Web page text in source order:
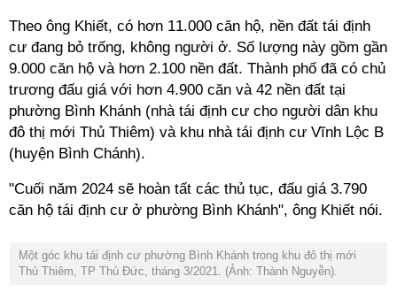
Theo ông Khiết, có hơn 11.000 căn hộ, nền đất tái định
cư đang bỏ trống, không người ở. Số lượng này gồm gần
9.000 căn hộ và hơn 2.100 nền đất. Thành phố đã có chủ
trương đấu giá với hơn 4.900 căn và 42 nền đất tại
phường Bình Khánh (nhà tái định cư cho người dân khu
đô thị mới Thủ Thiêm) và khu nhà tái định cư Vĩnh Lộc B
(huyện Bình Chánh).
"Cuối năm 2024 sẽ hoàn tất các thủ tục, đấu giá 3.790
căn hộ tái định cư ở phường Bình Khánh", ông Khiết nói.
Một góc khu tái định cư phường Bình Khánh trong khu đô thị mới
Thủ Thiêm, TP Thủ Đức, tháng 3/2021. (Ảnh: Thành Nguyễn).